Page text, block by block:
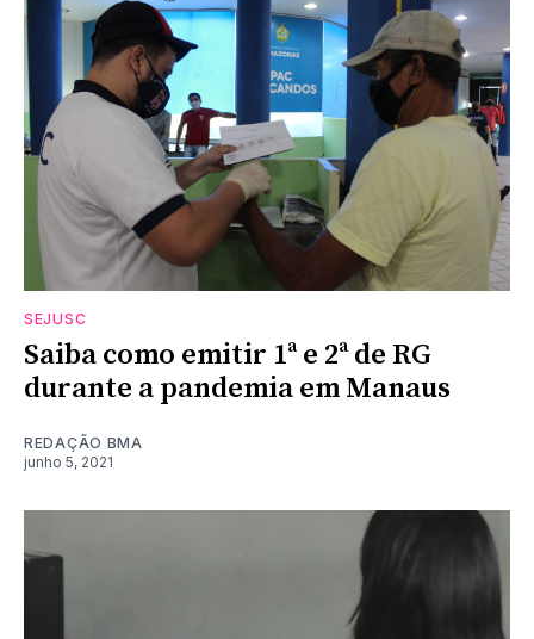
SEJUSC
Saiba como emitir 1ª e 2ª de RG
durante a pandemia em Manaus
REDAÇÃO BMA
junho 5, 2021